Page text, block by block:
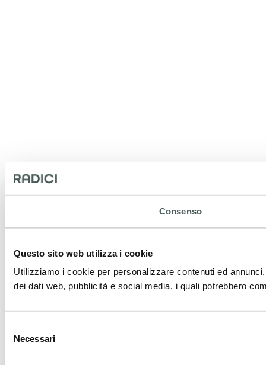
Consenso
Questo sito web utilizza i cookie
Utilizziamo i cookie per personalizzare contenuti ed
dei dati web, pubblicità e social media, i quali potrebbero
delNecessari